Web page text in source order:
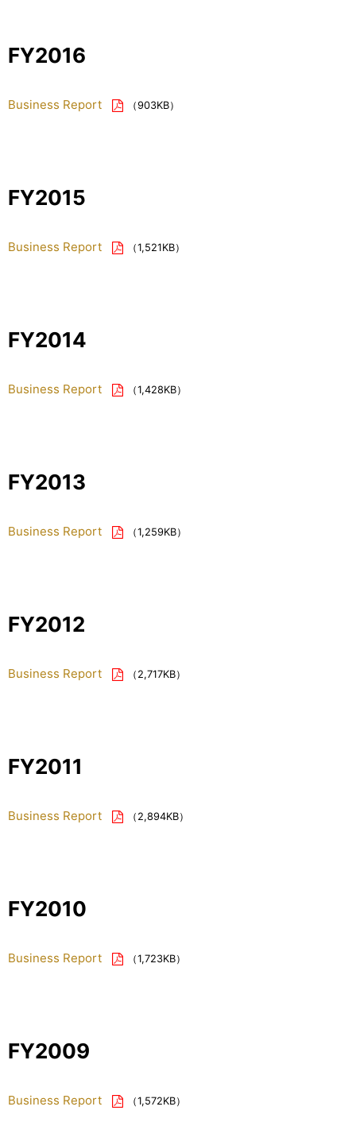
FY2016
Business Report （903KB）
FY2015
Business Report （1,521KB）
FY2014
Business Report （1,428KB）
FY2013
Business Report （1,259KB）
FY2012
Business Report （2,717KB）
FY2011
Business Report （2,894KB）
FY2010
Business Report （1,723KB）
FY2009
Business Report （1,572KB）